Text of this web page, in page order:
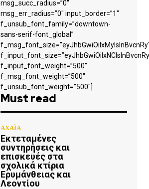
msg_succ_radius=”0″
msg_err_radius=”0″ input_border=”1″
f_unsub_font_family=”downtown-
sans-serif-font_global”
f_input_font_weight=”500″
f_msg_font_weight=”500″
f_unsub_font_weight=”500″]
Must read
ΑΧΑΪΑ
Εκτεταμένες
συντηρήσεις και
επισκευές στα
σχολικά κτίρια
Ερυμάνθειας και
Λεοντίου